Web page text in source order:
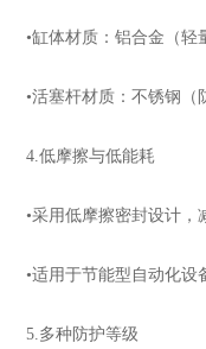
•缸体材质：铝合金（轻
•活塞杆材质：不锈钢（
4.低摩擦与低能耗
•采用低摩擦密封设计，
•适用于节能型自动化设
5.多种防护等级